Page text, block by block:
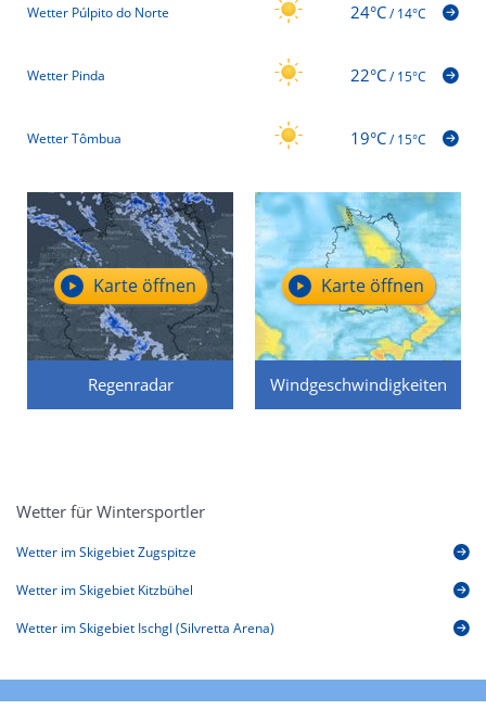
Wetter Púlpito do Norte 24°C/14°C
Wetter Pinda 22°C/15°C
Wetter Tômbua 19°C/15°C
Regenradar
Karte öffnen
Windgeschwindigkeiten
Karte öffnen
Wetter für Wintersportler
Wetter im Skigebiet Zugspitze
Wetter im Skigebiet Kitzbühel
Wetter im Skigebiet Ischgl (Silvretta Arena)